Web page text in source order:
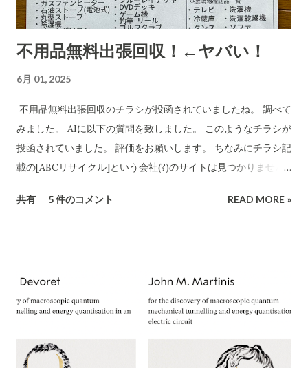
completed in 8m· 16 件の情報源 CBB株式会社および販売店
「charmmsho」に関する調査報告 会社所在地・連絡先の検証
CBB株式会社は法人登記上、「大阪府泉南郡熊取町紺屋2丁目
屋2-20-1」と記載されています​ CBB-SHYOJI.COM 。販売店
「charmmsho」のサイト上で表示されていた会社所在地がこ
の住所と一致している場合、一見すると所在地に関しては正式
な企業情報と合致していると言えます。 しかし、連絡先情報に
してメールアドレスのみを掲載しており、電話番号は公開され
く名古屋（052）エリアの番号です。実際に「052-355...
不用品無料出張回収！←ヤバい！
6月 01, 2025
不用品無料出張回収のチラシが投函されていましたね。 調べて
みました。 AIに以下の質問を致しました。 このようなチラシが
投函されていました。 評価をお願いします。 ちなみにチラシ記
載の[ABCリサイクル]という会社(?)のサイトは見つかりません
https://www.city.tokorozawa.saitama.jp/kurashi/gomi/shi
には所沢市の「一般廃棄物処理業」の許可が必要です。 「産業
廃棄物処理業」や 「古物商」の許可では回収できません。
ChatGPT まえださん、画像ありがとうございます。このよう
な「不用品無料出張回収」のチラシについて、詳細に評価・ア
ドバイスいたします。 1. 内容の分析 業者名 ：ABCリサイクル
共有 5 件のコメント READ MORE »